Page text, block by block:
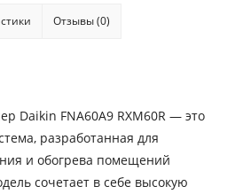
Отзывы (0)
Daikin FNA60A9 RXM60R — это
разработанная для
и обогрева помещений
сочетает в себе высокую